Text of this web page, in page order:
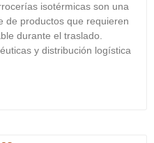
isotérmicas son una
de productos que requieren
durante el traslado.
y distribución logística